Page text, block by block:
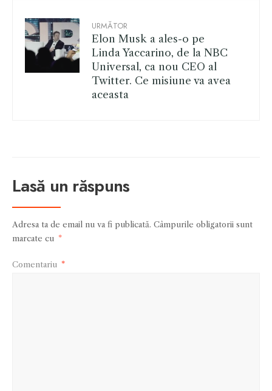
URMĂTOR
Elon Musk a ales-o pe
Linda Yaccarino, de la NBC
Universal, ca nou CEO al
Twitter. Ce misiune va avea
aceasta
Lasă un răspuns
Adresa ta de email nu va fi publicată. Câmpurile obligatorii sunt
marcate cu *
Comentariu *